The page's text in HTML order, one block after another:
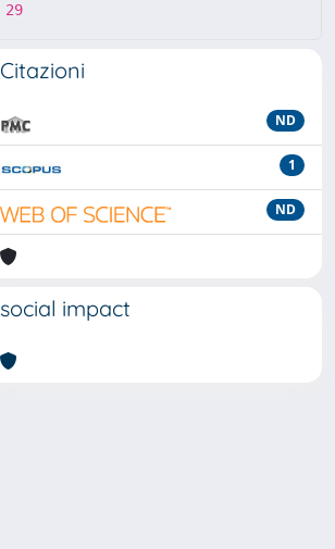
29
Citazioni
ND
1
ND
social impact